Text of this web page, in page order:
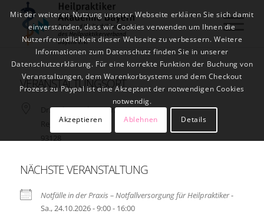
VERANSTALTUNGSORT
Dr.-Robert-Eckert-Str. 3
Regenstauf
NÄCHSTE VERANSTALTUNG
Notfälle in der Praxis – Notfallversorgung für Heilpraktiker-
Sa., 24.10.2026 - 9:00 - 16:00
Mit der weiteren Nutzung unserer Webseite erklären Sie sich damit
einverstanden, dass wir Cookies verwenden um Ihnen die
Nutzerfreundlichkeit dieser Webseite zu verbessern. Weitere
Informationen zum Datenschutz finden Sie in unserer
Datenschutzerklärung. Für eine korrekte Funktion der Buchung von
Veranstaltungen, dem Warenkorbsystems und dem Checkout
Prozess zu Paypal ist eine Akzeptant der notwendigen Cookies
notwendig.
Akzeptieren
Ablehnen Details